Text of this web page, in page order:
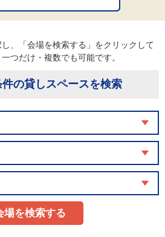
、「会場を検索する」をクリックして
つだけ・複数でも可能です。
件の貸しスペースを検索
場を検索する